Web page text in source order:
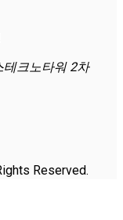
테크노타워 2차
Reserved.